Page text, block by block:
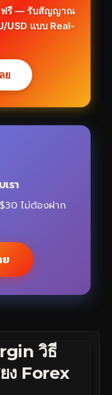
ฟรี — รับสัญญาณ
USD แบบ Real-
ย
รา
ไม่ต้องฝาก
ย
วิธี
ง Forex